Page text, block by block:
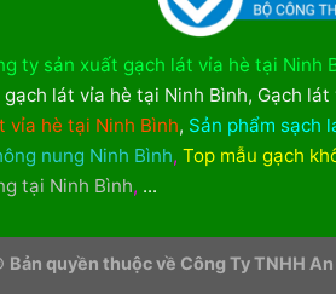
ty sản xuất gạch lát vỉa hè tại Ninh
lát vỉa hè tại Ninh Bình, Gạch lát
vỉa hè tại Ninh Bình, Sản phẩm sạch
nung Ninh Bình, Top mẫu gạch
tại Ninh Bình, ...
Bản quyền thuộc về Công Ty TNHH